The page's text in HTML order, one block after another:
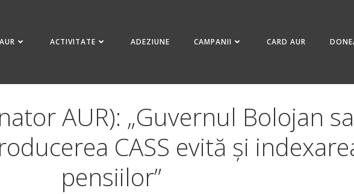
ACTIVITATE ADEZIUNE CAMPANII CARD AUR
AUR): „Guvernul Bolojan
CASS evită și
pensiilor”